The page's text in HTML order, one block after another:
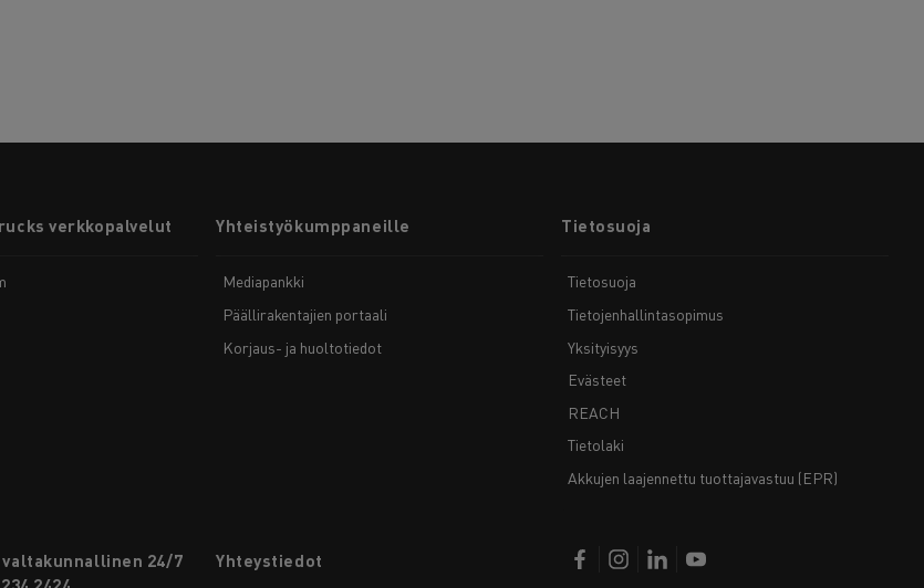
verkkopalvelut Yhteistyökumppaneille
Mediapankki
Päällirakentajien portaali
Korjaus- ja huoltotiedot
Tietosuoja
Tietosuoja
Tietojenhallintasopimus
Yksityisyys
Evästeet
REACH
Tietolaki
Akkujen laajennettu tuottajavastuu (EPR)
24/7
Yhteystiedot